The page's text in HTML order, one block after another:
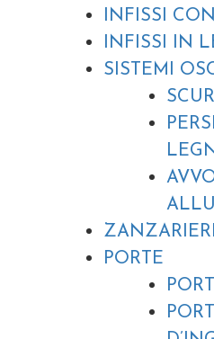
INFISSI
INFISSI IN
SISTEMI
PORTE